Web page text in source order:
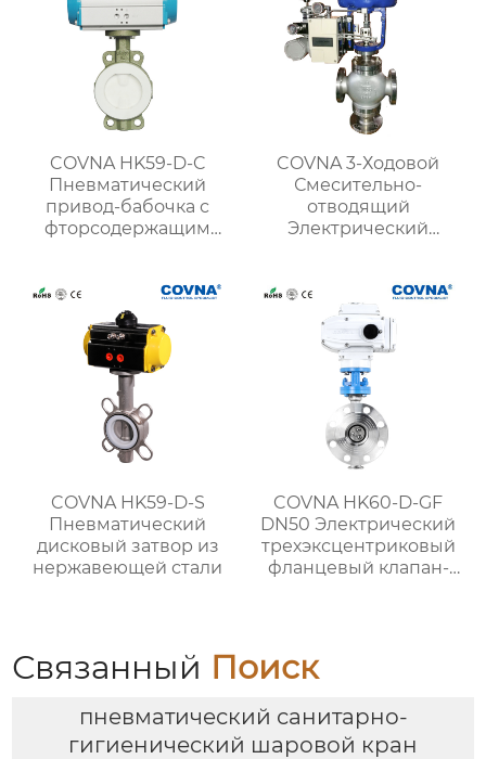
COVNA HK59-D-C
Пневматический
привод-бабочка с
фторсодержащим
COVNA 3-Ходовой
Смесительно-
отводящий
Электрический
COVNA HK59-D-S
Пневматический
дисковый затвор из
нержавеющей стали
COVNA HK60-D-GF
DN50 Электрический
трехэксцентриковый
фланцевый клапан-
Связанный Поиск
пневматический санитарно-
гигиенический шаровой кран